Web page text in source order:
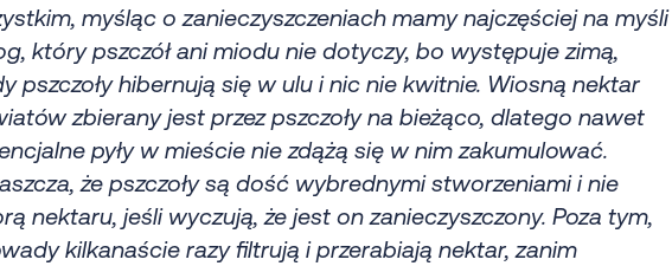
myśląc o zanieczyszczeniach mamy najczęściej na myśli
który pszczół ani miodu nie dotyczy, bo występuje zimą,
pszczoły hibernują się w ulu i nic nie kwitnie. Wiosną nektar
zbierany jest przez pszczoły na bieżąco, dlatego nawet
pyły w mieście nie zdążą się w nim zakumulować.
że pszczoły są dość wybrednymi stworzeniami i nie
nektaru, jeśli wyczują, że jest on zanieczyszczony. Poza tym,
kilkanaście razy filtrują i przerabiają nektar, zanim